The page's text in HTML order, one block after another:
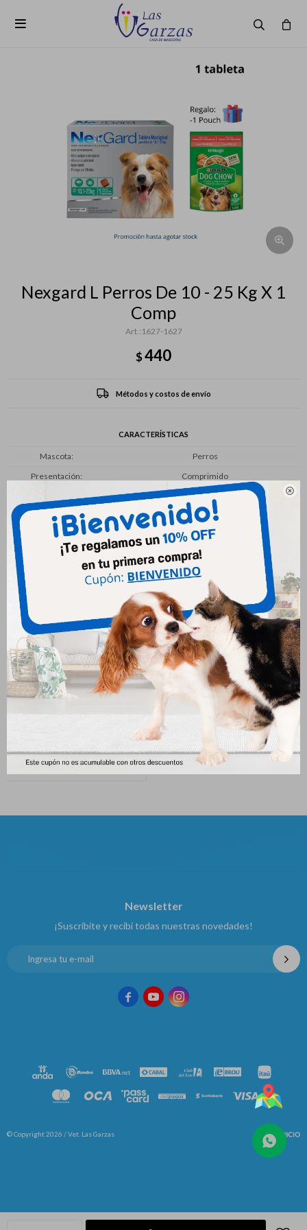


Nexgard L Perros De 10 - 25 Kg X 1
Comp
1627-1627
$440
Métodos y costos de envío
CARACTERÍSTICAS
Mascota
Perros
Presentación
Comprimido
Productos que te pueden interesar
$387
Cidar Perros 1.5 - 3 Kg
Newsletter
¡Suscribite y recibí todas nuestras novedades!
  
© Copyright 2026 / Vet. Las Garzas
Fenicio